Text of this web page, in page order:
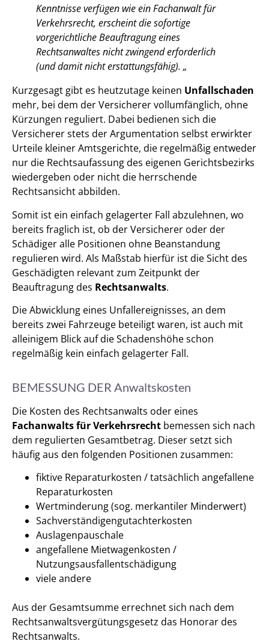
Kenntnisse verfügen wie ein Fachanwalt für
Verkehrsrecht, erscheint die sofortige
vorgerichtliche Beauftragung eines
Rechtsanwaltes nicht zwingend erforderlich
(und damit nicht erstattungsfähig). „
Kurzgesagt gibt es heutzutage keinen Unfallschaden
mehr, bei dem der Versicherer vollumfänglich, ohne
Kürzungen reguliert. Dabei bedienen sich die
Versicherer stets der Argumentation selbst erwirkter
Urteile kleiner Amtsgerichte, die regelmäßig entweder
nur die Rechtsaufassung des eigenen Gerichtsbezirks
wiedergeben oder nicht die herrschende
Rechtsansicht abbilden.
Somit ist ein einfach gelagerter Fall abzulehnen, wo
bereits fraglich ist, ob der Versicherer oder der
Schädiger alle Positionen ohne Beanstandung
regulieren wird. Als Maßstab hierfür ist die Sicht des
Geschädigten relevant zum Zeitpunkt der
Beauftragung des Rechtsanwalts.
Die Abwicklung eines Unfallereignisses, an dem
bereits zwei Fahrzeuge beteiligt waren, ist auch mit
alleinigem Blick auf die Schadenshöhe schon
regelmäßig kein einfach gelagerter Fall.
BEMESSUNG DER Anwaltskosten
Die Kosten des Rechtsanwalts oder eines
Fachanwalts für Verkehrsrecht bemessen sich nach
dem regulierten Gesamtbetrag. Dieser setzt sich
häufig aus den folgenden Positionen zusammen:
fiktive Reparaturkosten / tatsächlich angefallene
Reparaturkosten
Wertminderung (sog. merkantiler Minderwert)
Sachverständigengutachterkosten
Auslagenpauschale
angefallene Mietwagenkosten /
Nutzungsausfallentschädigung
viele andere
Aus der Gesamtsumme errechnet sich nach dem
Rechtsanwaltsvergütungsgesetz das Honorar des
Rechtsanwalts.